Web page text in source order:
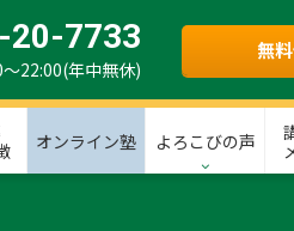
20-7733
22:00(年中無休)
無
オンライン塾 よろこびの声